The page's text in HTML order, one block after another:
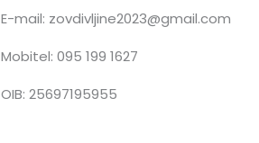
E-mail: zovdivljine2023@gmail.com
Mobitel: 095 199 1627
OIB: 25697195955